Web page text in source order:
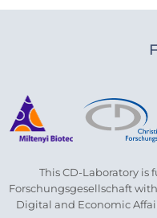
This CD-Laboratory
Forschungsgesellschaft
Digital and Economic